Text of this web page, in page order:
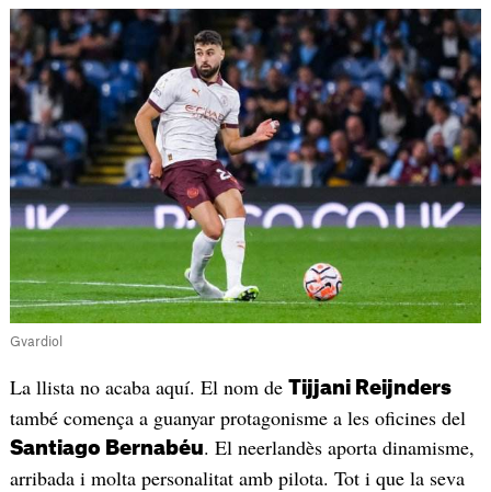
Gvardiol
La llista no acaba aquí. El nom de Tijjani Reijnders
també comença a guanyar protagonisme a les oficines del
Santiago Bernabéu. El neerlandès aporta dinamisme,
arribada i molta personalitat amb pilota. Tot i que la seva